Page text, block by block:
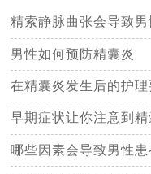
精索静脉曲张会导致
男性如何预防精囊炎
在精囊炎发生后的护理
早期症状让你注意到精
哪些因素会导致男性患